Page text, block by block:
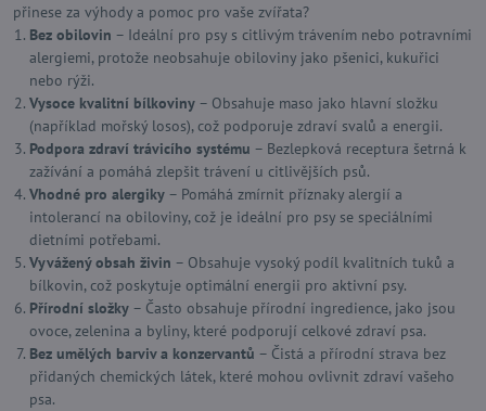
přinese za výhody a pomoc pro vaše zvířata?
Bez obilovin – Ideální pro psy s citlivým trávením nebo potravními
alergiemi, protože neobsahuje obiloviny jako pšenici, kukuřici
nebo rýži.
Vysoce kvalitní bílkoviny – Obsahuje maso jako hlavní složku
(například mořský losos), což podporuje zdraví svalů a energii.
Podpora zdraví trávicího systému – Bezlepková receptura šetrná k
zažívání a pomáhá zlepšit trávení u citlivějších psů.
Vhodné pro alergiky – Pomáhá zmírnit příznaky alergií a
intolerancí na obiloviny, což je ideální pro psy se speciálními
dietními potřebami.
Vyvážený obsah živin – Obsahuje vysoký podíl kvalitních tuků a
bílkovin, což poskytuje optimální energii pro aktivní psy.
Přírodní složky – Často obsahuje přírodní ingredience, jako jsou
ovoce, zelenina a byliny, které podporují celkové zdraví psa.
Bez umělých barviv a konzervantů – Čistá a přírodní strava bez
přidaných chemických látek, které mohou ovlivnit zdraví vašeho
psa.